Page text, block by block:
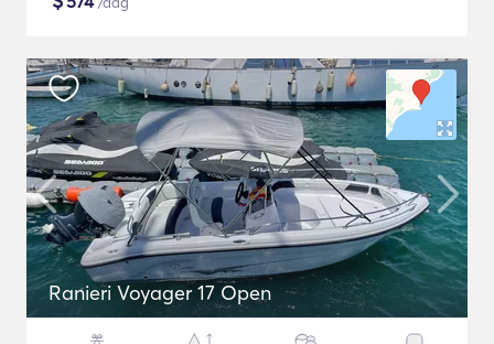
Ranieri Voyager 17 Open